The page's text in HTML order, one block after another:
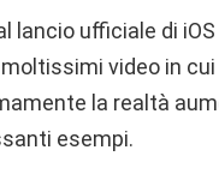
lancio ufficiale di
video in
la realtà
esempi.